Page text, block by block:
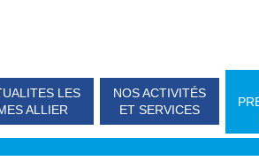
LES
ALLIER
NOS ACTIVITÉS
ET SERVICES